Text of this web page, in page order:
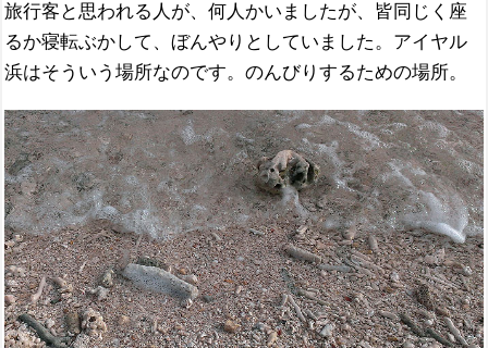
旅行客と思われる人が、何人かいましたが、皆同じく座
るか寝転ぶかして、ぼんやりとしていました。アイヤル
浜はそういう場所なのです。のんびりするための場所。